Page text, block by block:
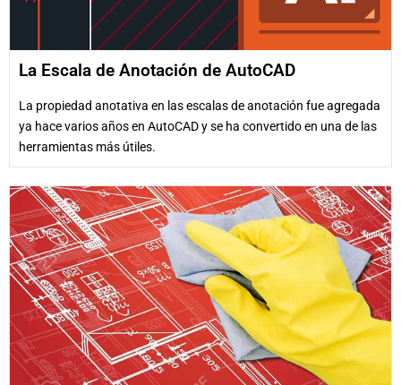
La Escala de Anotación de AutoCAD
La propiedad anotativa en las escalas de anotación fue agregada
ya hace varios años en AutoCAD y se ha convertido en una de las
herramientas más útiles.